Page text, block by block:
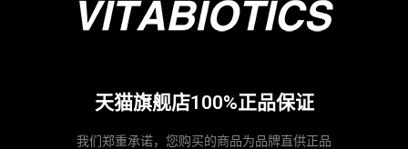
天猫旗舰店100%正品保证
我们郑重承诺，您购买的商品为品牌直供正品